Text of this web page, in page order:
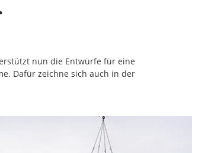
nun die Entwürfe für eine
Dafür zeichne sich auch in der